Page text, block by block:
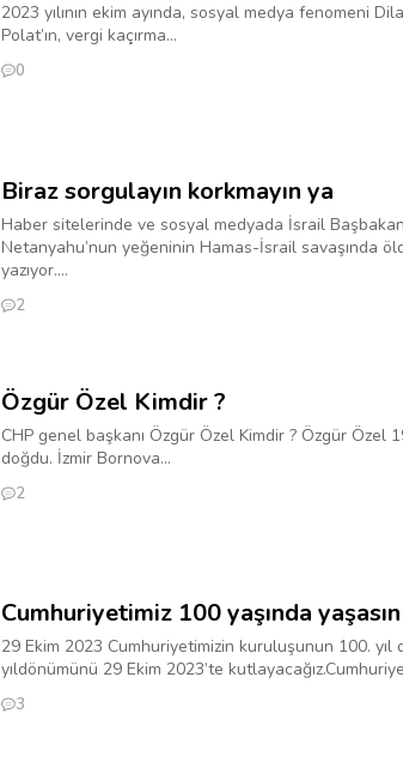
2023 yılının ekim ayında, sosyal medya fenomeni
Polat’ın, vergi kaçırma...
0
Biraz sorgulayın korkmayın ya
Haber sitelerinde ve sosyal medyada İsrail
Netanyahu’nun yeğeninin Hamas-İsrail savaşında
yazıyor....
2
Özgür Özel Kimdir ?
CHP genel başkanı Özgür Özel Kimdir ? Özgür Özel
doğdu. İzmir Bornova...
2
Cumhuriyetimiz 100 yaşında
29 Ekim 2023 Cumhuriyetimizin kuruluşunun 100. yıl
yıldönümünü 29 Ekim 2023’te
3